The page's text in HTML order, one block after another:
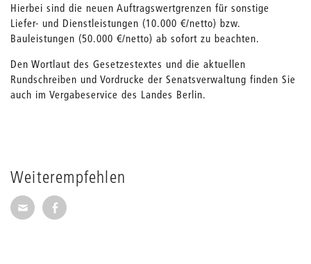
Weiterempfehlen
Seite per E-Mail weiterempfehlen
Seite auf Facebook weiterempfehlen
Hierbei sind die neuen Auftragswertgrenzen für sonstige
Liefer- und Dienstleistungen (10.000 €/netto) bzw.
Bauleistungen (50.000 €/netto) ab sofort zu beachten.
Den Wortlaut des Gesetzestextes und die aktuellen
Rundschreiben und Vordrucke der Senatsverwaltung finden Sie
auch im Vergabeservice des Landes Berlin.